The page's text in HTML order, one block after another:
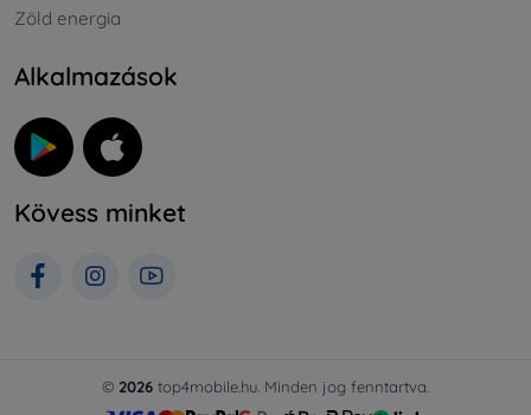
Zöld energia
Alkalmazások
Kövess minket
© 2026 top4mobile.hu. Minden jog fenntartva.